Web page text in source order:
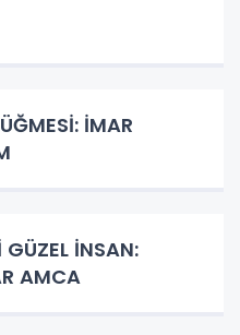
İMAR
İNSAN:
AMCA